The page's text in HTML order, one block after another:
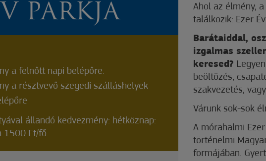
PARKJA
a felnőtt napi belépőre.
a résztvevő szegedi szálláshelyek
állandó kedvezmény: hétköznap:
1500 Ft/fő.
Ahol az élmény,
találkozik: Ezer
Barátaiddal,
izgalmas
keresed?
beöltözés,
szakvezetés,
Várunk sok-sok
A mórahalmi
történelmi
formájában.